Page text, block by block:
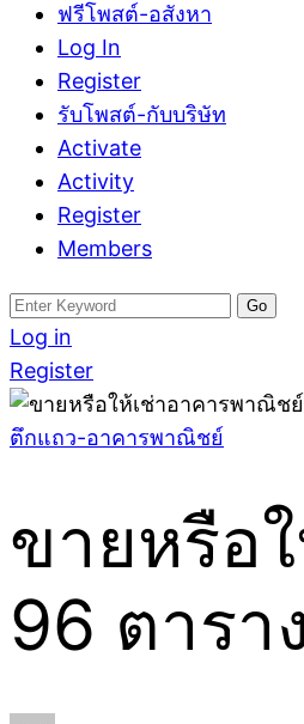
ฟรีโพสต์-อสังหา
Log In
Register
รับโพสต์-กับบริษัท
Activate
Activity
Register
Members
Search
for:
Log in
Register
ตึกแถว-อาคารพาณิชย์
ขายหรือ
96 ตารา